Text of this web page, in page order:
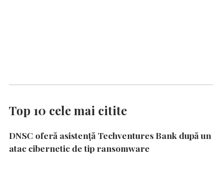
Top 10 cele mai citite
DNSC oferă asistență Techventures Bank după un
atac cibernetic de tip ransomware